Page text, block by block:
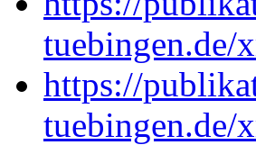
tuebingen.de/
https://
tuebingen.de/